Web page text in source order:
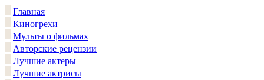
Главная
Киногрехи
Мульты о фильмах
Авторские рецензии
Лучшие актеры
Лучшие актрисы